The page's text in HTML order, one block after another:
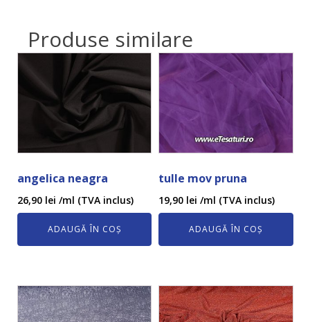
Produse similare
angelica neagra
26,90 lei /ml (TVA inclus)
ADAUGĂ ÎN COȘ
tulle mov pruna
19,90 lei /ml (TVA inclus)
ADAUGĂ ÎN COȘ